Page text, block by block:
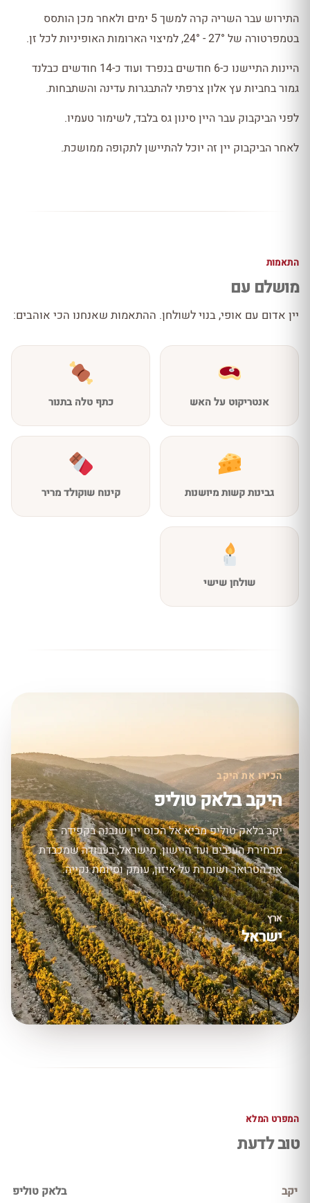
התירוש עבר השריה קרה למשך 5 ימים ולאחר מכן הותסס
בטמפרטורה של 27° - 24°, למיצוי הארומות האופיניות לכל זן.
היינות התיישנו כ-6 חודשים בנפרד ועוד כ-14 חודשים כבלנד
גמור בחביות עץ אלון צרפתי להתבגרות עדינה והשתבחות.
לפני הביקבוק עבר היין סינון גס בלבד, לשימור טעמיו.
לאחר הביקבוק יין זה יוכל להתיישן לתקופה ממושכת.
התאמות
מושלם עם
יין אדום עם אופי, בנוי לשולחן. ההתאמות שאנחנו הכי אוהבים:
אנטריקוט על האש כתף טלה בתנור
גבינות קשות מיושנות קינוח שוקולד מריר
שולחן שישי
הכירו את היקב
היקב בלאק טוליפ
יקב בלאק טוליפ מביא אל הכוס יין שנבנה בקפידה —
מבחירת הענבים ועד היישון. מישראל, בעבודה שמכבדת
את הטרואר ושומרת על איזון, עומק וסיומת נקייה.
ארץ
ישראל
המפרט המלא
טוב לדעת
יקב בלאק טוליפ